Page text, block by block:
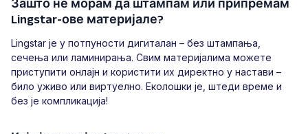
Зашто не морам да штампам или припремам
Lingstar-ове материјале?
Lingstar је у потпуности дигиталан – без штампања,
сечења или ламинирања. Свим материјалима можете
приступити онлајн и користити их директно у настави –
било уживо или виртуелно. Еколошки је, штеди време и
без је компликација!